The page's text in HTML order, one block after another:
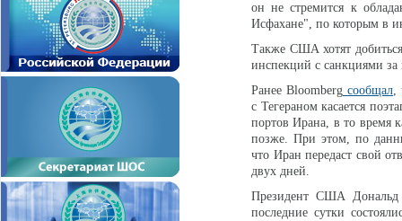
он не стремится к
Исфахане", по которым в
Также США хотят
инспекций с санкциями
Ранее Bloomberg сообщал,
с Тегераном касается
портов Ирана, в то время
позже. При этом, по
что Иран передаст свой
двух дней.
Президент США
последние сутки